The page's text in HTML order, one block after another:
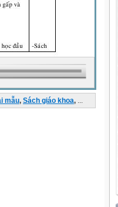
mẫu, Sách giáo khoa, ...